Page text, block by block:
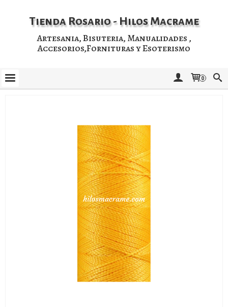
Tienda Rosario - Hilos Macrame
Artesania, Bisuteria, Manualidades ,
Accesorios,Fornituras y Esoterismo
0